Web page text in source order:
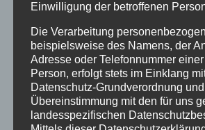
Fortbildungen
Klimaschutz Best Practice
Startseite
Veranstaltungen
Einwilligung der betroffenen
Die Verarbeitung
beispielsweise des Namens, der
Adresse oder Telefonnummer
Person, erfolgt stets im Einklang
Datenschutz-Grundverordnung
Übereinstimmung mit den für uns
landesspezifischen